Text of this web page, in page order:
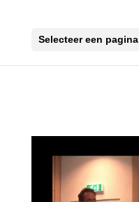
Selecteer een pagina